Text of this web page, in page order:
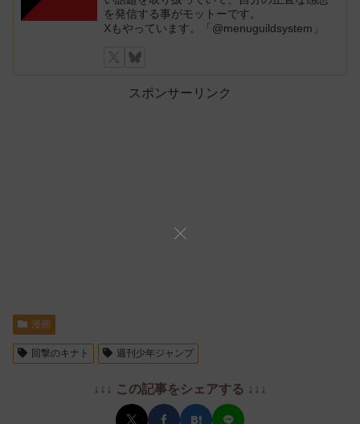
を発信する事がモットーです。
Xもやっています。「@menuguildsystem」
スポンサーリンク
漫画
回撃のキナト 週刊少年ジャンプ
↓↓↓ この記事をシェアする ↓↓↓